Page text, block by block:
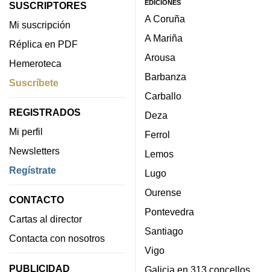
SUSCRIPTORES
Mi suscripción
Réplica en PDF
Hemeroteca
Suscríbete
REGISTRADOS
Mi perfil
Newsletters
Regístrate
CONTACTO
Cartas al director
Contacta con nosotros
PUBLICIDAD
EDICIONES
A Coruña
A Mariña
Arousa
Barbanza
Carballo
Deza
Ferrol
Lemos
Lugo
Ourense
Pontevedra
Santiago
Vigo
Galicia en 313 concellos